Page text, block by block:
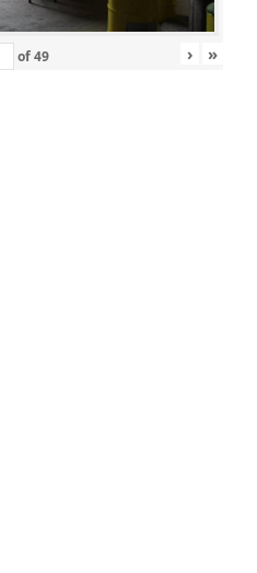
of49 › »